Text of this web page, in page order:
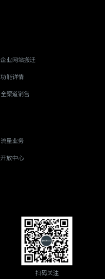
企业网站搬迁
功能详情
全渠道销售
流量业务
开放中心
扫码关注